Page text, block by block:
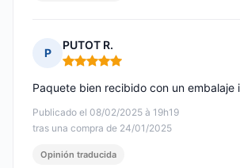
P
PUTOT R.
Nota: 5 de 5
Publicado el 08/02/2025 à 19h19
tras una compra de 24/01/2025
Paquete bien recibido con un embalaje
Opinión traducida